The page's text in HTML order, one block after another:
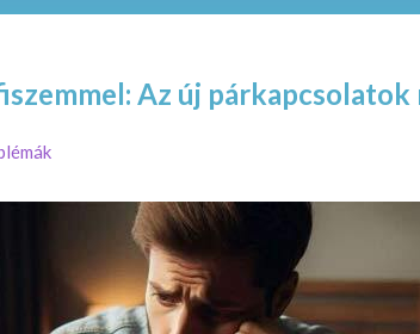
Az új párkapcsolatok